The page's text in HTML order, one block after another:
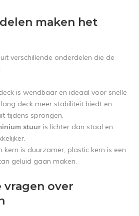
maken het
verschillende onderdelen die de
is wendbaar en ideaal voor snelle
deck meer stabiliteit biedt en
tijdens sprongen.
stuur is lichter dan staal en
kern is duurzamer, plastic kern is een
geluid gaan maken.
vragen over